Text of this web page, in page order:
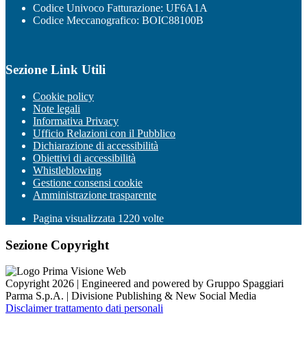
Codice Univoco Fatturazione: UF6A1A
Codice Meccanografico: BOIC88100B
Sezione Link Utili
Cookie policy
Note legali
Informativa Privacy
Ufficio Relazioni con il Pubblico
Dichiarazione di accessibilità
Obiettivi di accessibilità
Whistleblowing
Gestione consensi cookie
Amministrazione trasparente
Pagina visualizzata 1220 volte
Sezione Copyright
Copyright 2026 | Engineered and powered by Gruppo Spaggiari
Parma S.p.A. | Divisione Publishing & New Social Media
Disclaimer trattamento dati personali